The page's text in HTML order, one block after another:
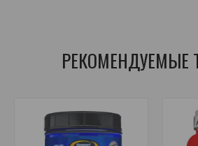
РЕКОМЕНДУЕМЫЕ